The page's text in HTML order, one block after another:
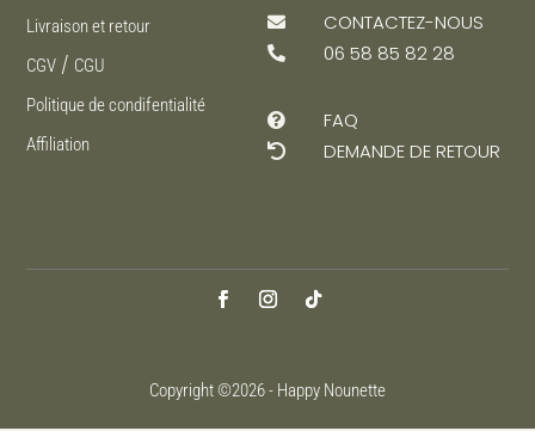
Livraison et retour
CGV / CGU
Politique de condifentialité
Affiliation
 CONTACTEZ-NOUS
 06 58 85 82 28
 FAQ
 DEMANDE DE RETOUR
Copyright ©2026 - Happy Nounette